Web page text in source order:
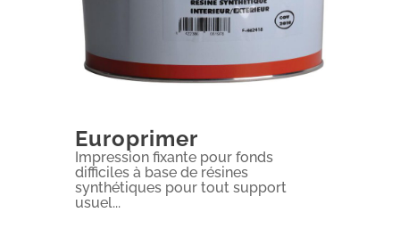
Europrimer
Impression fixante pour fonds
difficiles à base de résines
synthétiques pour tout support
usuel...